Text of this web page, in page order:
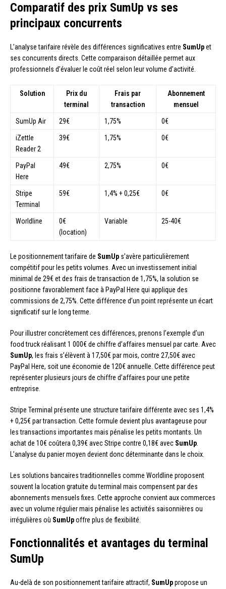
Comparatif des prix SumUp vs ses
principaux concurrents
L’analyse tarifaire révèle des différences significatives entre SumUpet
ses concurrents directs. Cette comparaison détaillée permet aux
professionnels d’évaluer le coût réel selon leur volume d’activité.
Solution
Prix du
terminal
Frais par
transaction
Abonnement
mensuel
SumUp Air 29€ 1,75% 0€
iZettle
Reader 2
39€ 1,75% 0€
PayPal
Here
49€ 2,75% 0€
Stripe
Terminal
59€ 1,4% + 0,25€ 0€
Worldline
0€
(location)
Variable 25-40€
Le positionnement tarifaire de SumUp s’avère particulièrement
compétitif pour les petits volumes. Avec un investissement initial
minimal de 29€ et des frais de transaction de 1,75%, la solution se
positionne favorablement face à PayPal Here qui applique des
commissions de 2,75%. Cette différence d’un point représente un écart
significatif sur le long terme.
Pour illustrer concrètement ces différences, prenons l’exemple d’un
food truck réalisant 1 000€ de chiffre d’affaires mensuel par carte. Avec
SumUp, les frais s’élèvent à 17,50€ par mois, contre 27,50€ avec
PayPal Here, soit une économie de 120€ annuelle. Cette différence peut
représenter plusieurs jours de chiffre d’affaires pour une petite
entreprise.
Stripe Terminal présente une structure tarifaire différente avec ses 1,4%
+ 0,25€ par transaction. Cette formule devient plus avantageuse pour
les transactions importantes mais pénalise les petits montants. Un
achat de 10€ coûtera 0,39€ avec Stripe contre 0,18€ avec SumUp.
L’analyse du panier moyen devient donc déterminante dans le choix.
Les solutions bancaires traditionnelles comme Worldline proposent
souvent la location gratuite du terminal mais compensent par des
abonnements mensuels fixes. Cette approche convient aux commerces
avec un volume régulier mais pénalise les activités saisonnières ou
irrégulières où SumUpoffre plus de flexibilité.
Fonctionnalités et avantages du terminal
SumUp
Au-delà de son positionnement tarifaire attractif, SumUppropose un